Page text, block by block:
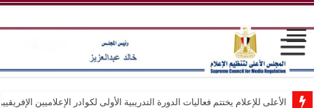
الأعلى للإعلام يختتم فعاليات الدورة التدريبية الأولى لكوادر الإعلاميين
انطلاق فعاليات الدورة التدريبية الأولى لكوادر الإعلاميين الإفريقيين بمركز